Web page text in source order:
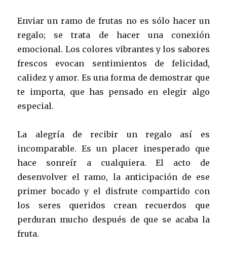
Enviar un ramo de frutas no es sólo hacer un
regalo; se trata de hacer una conexión
emocional. Los colores vibrantes y los sabores
frescos evocan sentimientos de felicidad,
calidez y amor. Es una forma de demostrar que
te importa, que has pensado en elegir algo
especial.
La alegría de recibir un regalo así es
incomparable. Es un placer inesperado que
hace sonreír a cualquiera. El acto de
desenvolver el ramo, la anticipación de ese
primer bocado y el disfrute compartido con
los seres queridos crean recuerdos que
perduran mucho después de que se acaba la
fruta.